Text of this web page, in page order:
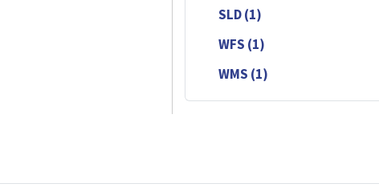
SLD (1)
WFS (1)
WMS (1)